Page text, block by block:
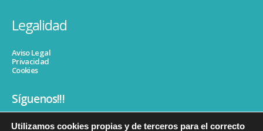
Legalidad
Aviso Legal
Privacidad
Cookies
Síguenos!!!
Utilizamos cookies propias y de terceros para el correcto